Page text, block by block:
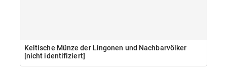
Keltische Münze der Lingonen und Nachbarvölker
[nicht identifiziert]